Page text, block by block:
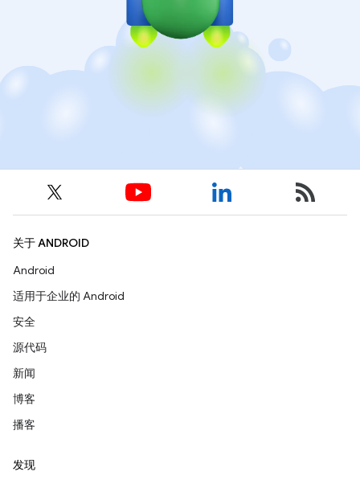
关于 ANDROID
Android
适用于企业的 Android
安全
源代码
新闻
博客
播客
发现